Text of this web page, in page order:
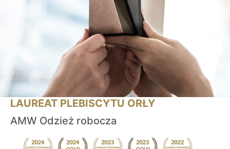
LAUREAT PLEBISCYTU ORŁY
AMW Odzież robocza